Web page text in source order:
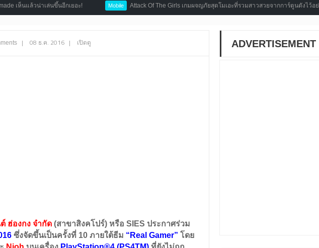
แล้วน่าเล่นขึ้นอีกเยอะ! Attack Of The Girls เกมผจญภัยสุดโมเอะที่รวมสาวสวยจากการ์ตูนดังไว้อย่างคับคั่ง
| 08 ธ.ค. 2016 | เปิดดู
ฮ่องกง จำกัด (สาขาสิงคโปร์) หรือ SIES ประกาศร่วม
ซึ่งจัดขึ้นเป็นครั้งที่ 10 ภายใต้ธีม “Real Gamer” โดย
ADVERTISEMENT